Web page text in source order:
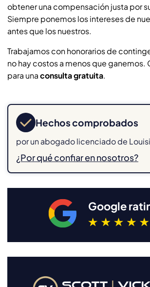
obtener una compensación justa por
Siempre ponemos los intereses de
antes que los nuestros.
Trabajamos con honorarios de
no hay costos a menos que
para unaconsulta gratuita.
Hechos comprobados
por un abogado licenciado de
¿Por qué confiar en nosotros?
Google